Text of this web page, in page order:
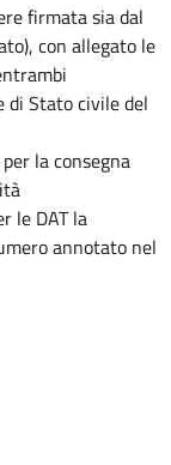
firmata sia dal
con allegato le
di Stato civile del
la consegna
le DAT la
annotato nel